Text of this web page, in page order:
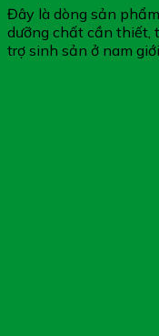
Đây là dòng sản
dưỡng chất cần thiết,
trợ sinh sản ở nam giới